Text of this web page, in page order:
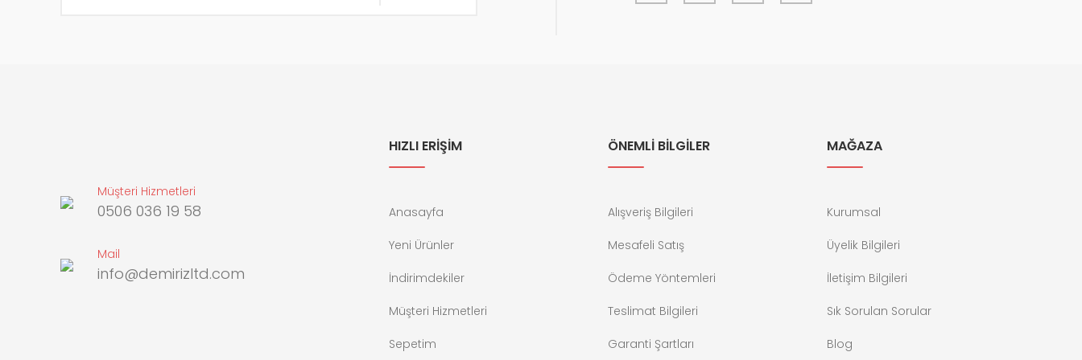
Müşteri Hizmetleri
0506 036 19 58
Mail
info@demirizltd.com
HIZLI ERİŞİM
Anasayfa
Yeni Ürünler
İndirimdekiler
Müşteri Hizmetleri
Sepetim
ÖNEMLİ BİLGİLER
Alışveriş Bilgileri
Mesafeli Satış
Ödeme Yöntemleri
Teslimat Bilgileri
Garanti Şartları
MAĞAZA
Kurumsal
Üyelik Bilgileri
İletişim Bilgileri
Sık Sorulan Sorular
Blog